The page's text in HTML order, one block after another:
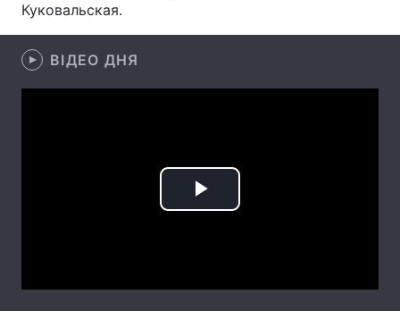
Здоров'я
Куковальская.
ВІДЕО ДНЯ
Play